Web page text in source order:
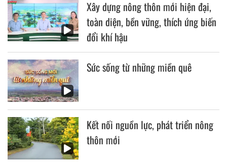
Xây dựng nông thôn mới hiện đại,
toàn diện, bền vững, thích ứng biến
đổi khí hậu
Sức sống từ những miền quê
Kết nối nguồn lực, phát triển nông
thôn mới